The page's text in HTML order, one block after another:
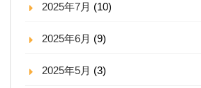
2025年7月 (10)
2025年6月 (9)
2025年5月 (3)